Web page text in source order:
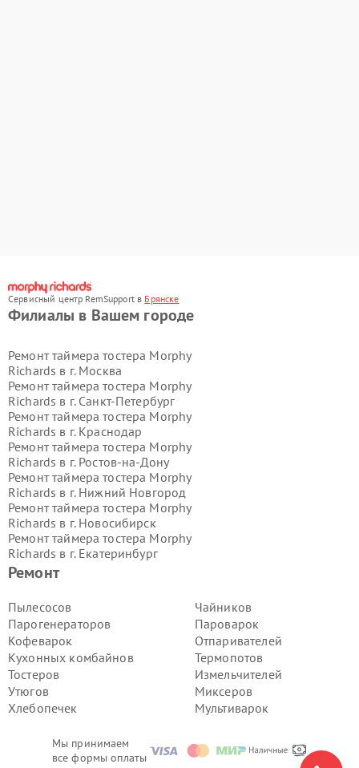
Сервисный центр RemSupport в Брянске
Мы принимаем
все формы оплаты
Ремонт
Пылесосов
Парогенераторов
Кофеварок
Кухонных комбайнов
Тостеров
Утюгов
Хлебопечек
Чайников
Пароварок
Отпаривателей
Термопотов
Измельчителей
Миксеров
Мультиварок
Филиалы в Вашем городе
Ремонт таймера тостера Morphy
Richards в г. Москва
Ремонт таймера тостера Morphy
Richards в г. Санкт-Петербург
Ремонт таймера тостера Morphy
Richards в г. Краснодар
Ремонт таймера тостера Morphy
Richards в г. Ростов-на-Дону
Ремонт таймера тостера Morphy
Richards в г. Нижний Новгород
Ремонт таймера тостера Morphy
Richards в г. Новосибирск
Ремонт таймера тостера Morphy
Richards в г. Екатеринбург
Ремонт таймера тостера Morphy
Richards в г.
Richards в г.
Ремонт таймера тостера Morphy
Richards в г.
Ремонт таймера тостера Morphy
Richards в г.
Ремонт таймера тостера Morphy
Richards в г.
Richards в г.
Ремонт таймера тостера Morphy